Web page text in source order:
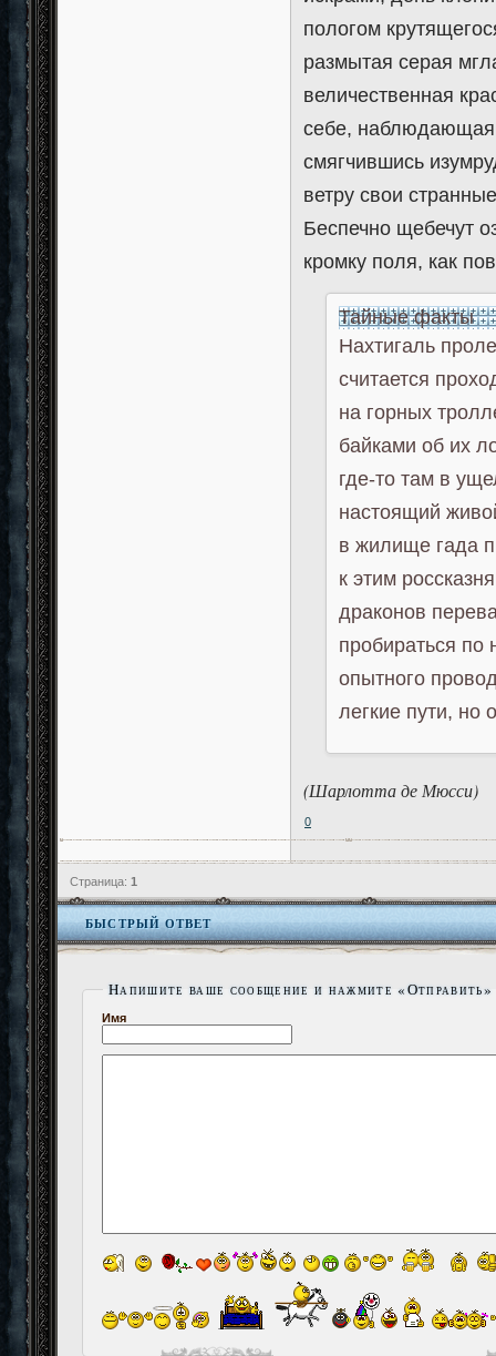
пологом
размытая серая
величественная
себе, наблюдающая
смягчившись
ветру свои
Беспечно щебечут
кромку поля, как
Тайные факты
Нахтигаль
считается
на горных
байками об их
где-то там в
настоящий
в жилище гада
к этим
драконов
пробираться
опытного
легкие пути, но
(Шарлотта де Мюсси)
0
Страница: 1
БЫСТРЫЙ ОТВЕТ
Напишите ваше сообщение и нажмите «Отправить»
Имя